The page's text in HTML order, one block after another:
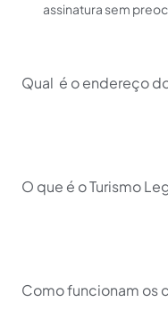
assinatura sem
Qual  é o endereço
O que é o Turismo
Como funcionam os